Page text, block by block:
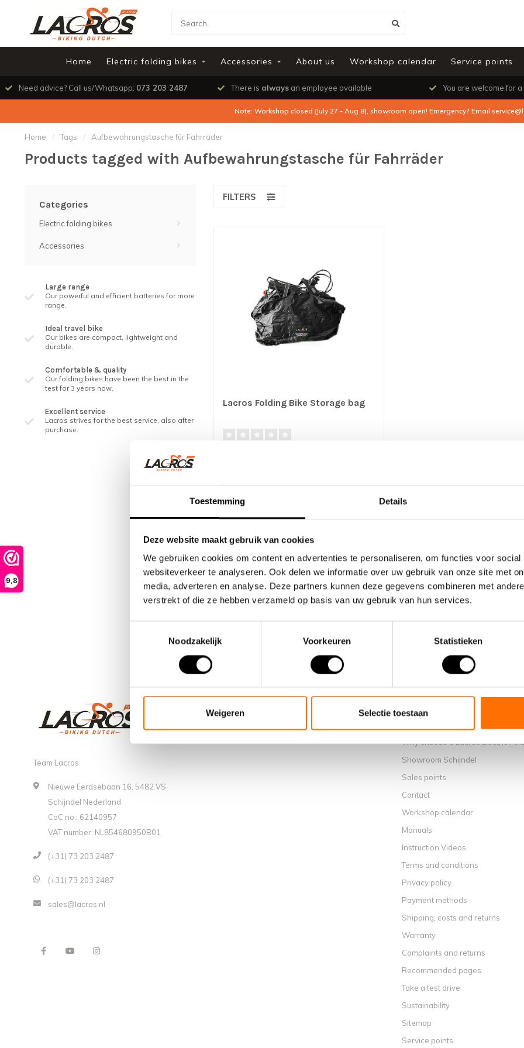
9,8
Toestemming Details
Deze website maakt gebruik van cookies
We gebruiken cookies om content en advertenties te personaliseren, om functies voor
websiteverkeer te analyseren. Ook delen we informatie over uw gebruik van onze site met
media, adverteren en analyse. Deze partners kunnen deze gegevens combineren met
verstrekt of die ze hebben verzameld op basis van uw gebruik van hun services.
Noodzakelijk
Voorkeuren Statistieken
Weigeren Selectie toestaan
Home Electric folding bikes Accessories About us Workshop calendar Service points
Need advice? Call us/Whatsapp: 073 203 2487 There is always an employee available You are welcome for a
Note: Workshop closed (July 27 - Aug 8), showroom open! Emergency? Email
Home / Tags / Aufbewahrungstasche für Fahrräder
Products tagged with Aufbewahrungstasche für Fahrräder
Categories
Electric folding bikes
Accessories
Large range
Our powerful and efficient batteries for more
range.
Ideal travel bike
Our bikes are compact, lightweight and
durable.
Comfortable & quality
Our folding bikes have been the best in the
test for 3 years now.
Excellent service
Lacros strives for the best service, also after
purchase.
FILTERS
Lacros Folding Bike Storage bag
€29,95
Team Lacros
Nieuwe Eerdsebaan 16, 5482 VS
Schijndel Nederland
CoC no.: 62140957
VAT number: NL854680950B01
(+31) 73 203 2487
(+31) 73 203 2487
sales@lacros.nl
Why choose a Lacros Electric
Showroom Schijndel
Sales points
Contact
Workshop calendar
Manuals
Instruction Videos
Terms and conditions
Privacy policy
Payment methods
Shipping, costs and returns
Warranty
Complaints and returns
Recommended pages
Take a test drive
Sustainability
Sitemap
Service points